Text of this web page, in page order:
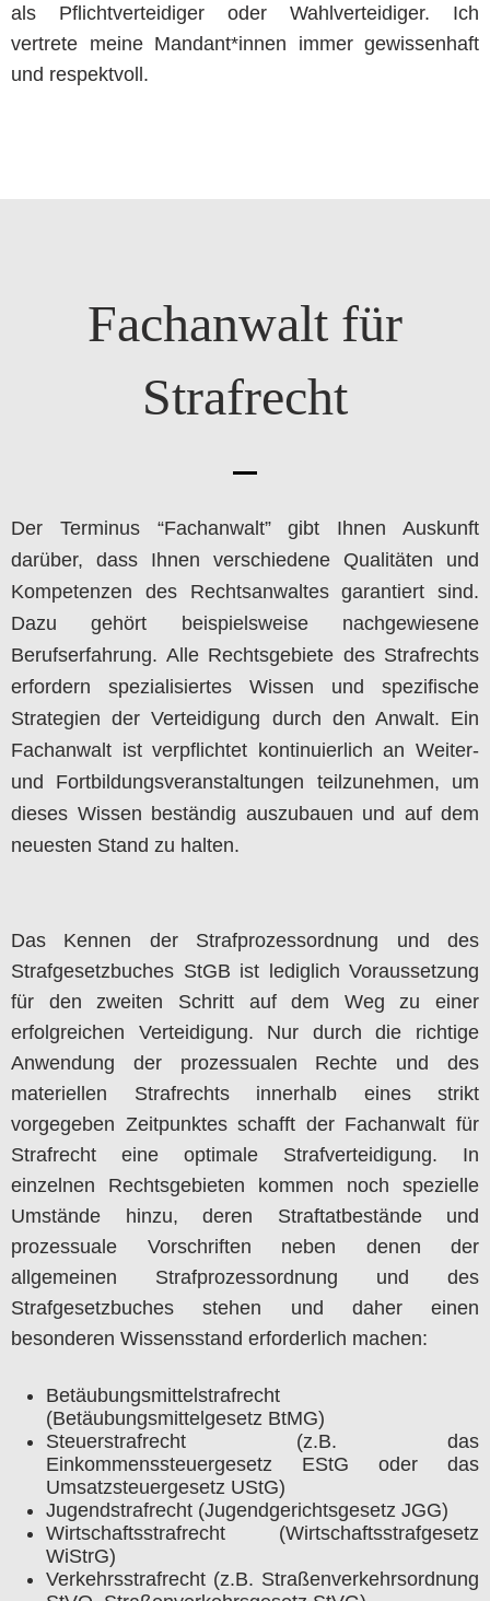
als Pflichtverteidiger oder Wahlverteidiger. Ich
vertrete meine Mandant*innen immer gewissenhaft
und respektvoll.
Fachanwalt für
Strafrecht
Der Terminus “Fachanwalt” gibt Ihnen Auskunft
darüber, dass Ihnen verschiedene Qualitäten und
Kompetenzen des Rechtsanwaltes garantiert sind.
Dazu gehört beispielsweise nachgewiesene
Berufserfahrung. Alle Rechtsgebiete des Strafrechts
erfordern spezialisiertes Wissen und spezifische
Strategien der Verteidigung durch den Anwalt. Ein
Fachanwalt ist verpflichtet kontinuierlich an Weiter-
und Fortbildungsveranstaltungen teilzunehmen, um
dieses Wissen beständig auszubauen und auf dem
neuesten Stand zu halten.
Das Kennen der Strafprozessordnung und des
Strafgesetzbuches StGB ist lediglich Voraussetzung
für den zweiten Schritt auf dem Weg zu einer
erfolgreichen Verteidigung. Nur durch die richtige
Anwendung der prozessualen Rechte und des
materiellen Strafrechts innerhalb eines strikt
vorgegeben Zeitpunktes schafft der Fachanwalt für
Strafrecht eine optimale Strafverteidigung. In
einzelnen Rechtsgebieten kommen noch spezielle
Umstände hinzu, deren Straftatbestände und
prozessuale Vorschriften neben denen der
allgemeinen Strafprozessordnung und des
Strafgesetzbuches stehen und daher einen
besonderen Wissensstand erforderlich machen:
Betäubungsmittelstrafrecht
(Betäubungsmittelgesetz BtMG)
Steuerstrafrecht (z.B. das
Einkommenssteuergesetz EStG oder das
Umsatzsteuergesetz UStG)
Jugendstrafrecht (Jugendgerichtsgesetz JGG)
Wirtschaftsstrafrecht (Wirtschaftsstrafgesetz
WiStrG)
Verkehrsstrafrecht (z.B. Straßenverkehrsordnung